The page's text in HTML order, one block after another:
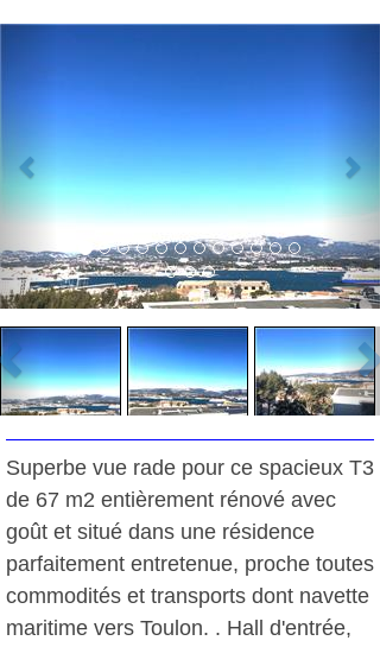
Superbe vue rade pour ce spacieux T3
de 67 m2 entièrement rénové avec
goût et situé dans une résidence
parfaitement entretenue, proche toutes
commodités et transports dont navette
maritime vers Toulon. . Hall d'entrée,